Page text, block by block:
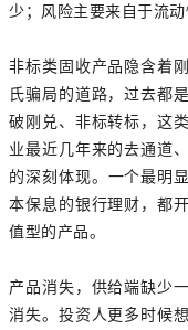
少；风险主要来自于流
非标类固收产品隐含着
氏骗局的道路，过去都
破刚兑、非标转标，这
业最近几年来的去通道
的深刻体现。一个最明
本保息的银行理财，都
值型的产品。
产品消失，供给端缺少
消失。投资人更多时候